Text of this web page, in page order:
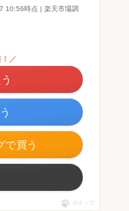
10:56時点 | 楽天市場調
／
で買う
ポチップ